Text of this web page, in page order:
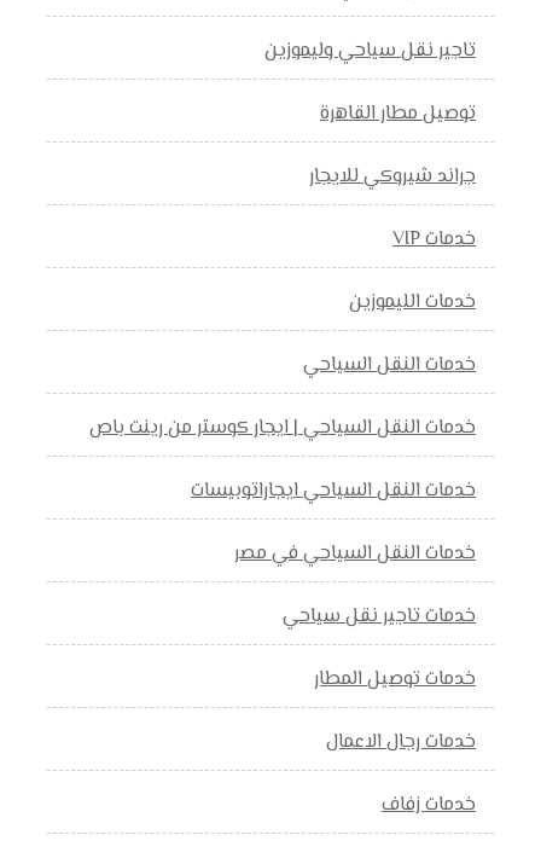
تاجير نقل سياحي وليموزين
توصيل مطار القاهرة
جراند شيروكي للايجار
خدمات VIP
خدمات الليموزين
خدمات النقل السياحي
خدمات النقل السياحي | ايجار كوستر من رينت باص
خدمات النقل السياحي ايجاراتوبيسات
خدمات النقل السياحي في مصر
خدمات تاجير نقل سياحي
خدمات توصيل المطار
خدمات رجال الاعمال
خدمات زفاف